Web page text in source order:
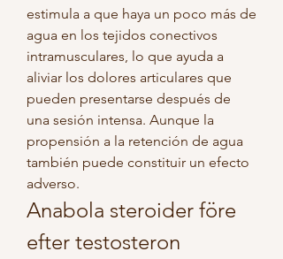
estimula a que haya un poco más de
agua en los tejidos conectivos
intramusculares, lo que ayuda a
aliviar los dolores articulares que
pueden presentarse después de
una sesión intensa. Aunque la
propensión a la retención de agua
también puede constituir un efecto
adverso.
Anabola steroider före
efter testosteron